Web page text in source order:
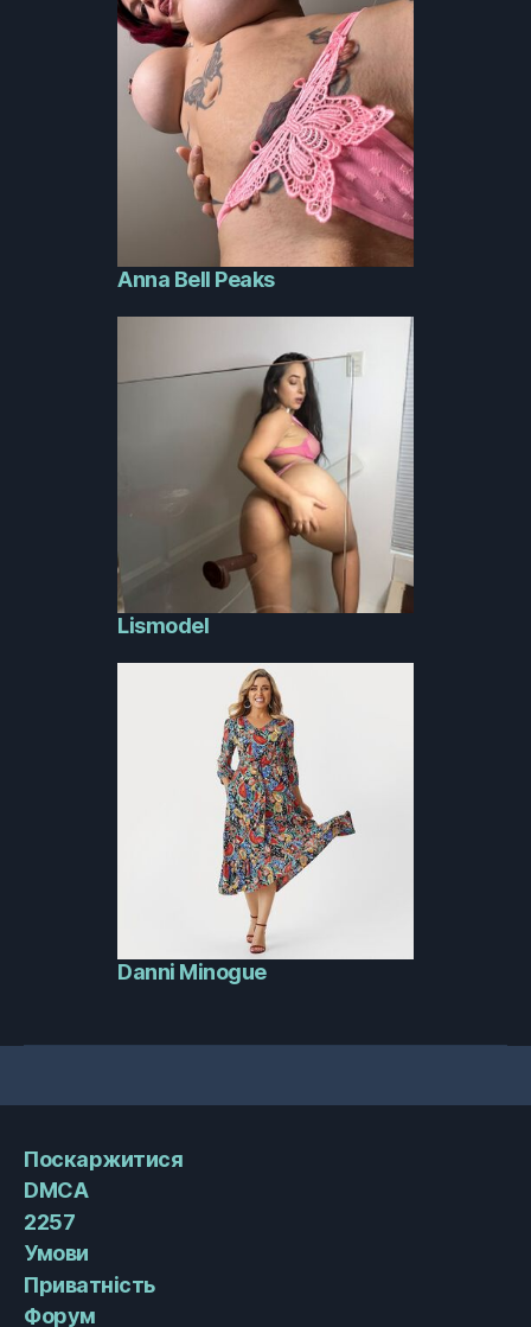
Anna Bell Peaks
Lismodel
Danni Minogue
Поскаржитися
DMCA
2257
Умови
Приватність
Форум